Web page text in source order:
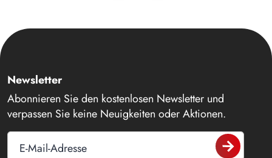
Newsletter
Abonnieren Sie den kostenlosen Newsletter und
verpassen Sie keine Neuigkeiten oder Aktionen.
E-Mail-Adresse